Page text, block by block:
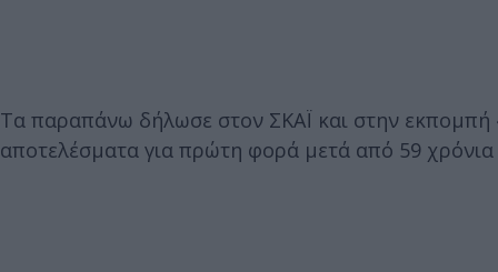
Τα παραπάνω δήλωσε στον ΣΚΑΪ και στην εκπομπή
αποτελέσματα για πρώτη φορά μετά από 59 χρόνια